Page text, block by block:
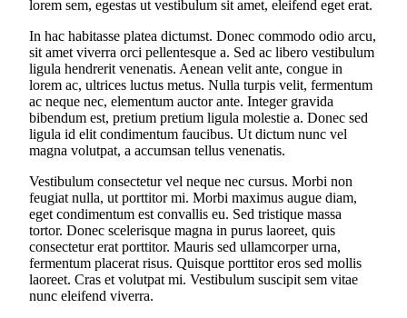
lorem sem, egestas ut vestibulum sit amet, eleifend eget erat.
In hac habitasse platea dictumst. Donec commodo odio arcu,
sit amet viverra orci pellentesque a. Sed ac libero vestibulum
ligula hendrerit venenatis. Aenean velit ante, congue in
lorem ac, ultrices luctus metus. Nulla turpis velit, fermentum
ac neque nec, elementum auctor ante. Integer gravida
bibendum est, pretium pretium ligula molestie a. Donec sed
ligula id elit condimentum faucibus. Ut dictum nunc vel
magna volutpat, a accumsan tellus venenatis.
Vestibulum consectetur vel neque nec cursus. Morbi non
feugiat nulla, ut porttitor mi. Morbi maximus augue diam,
eget condimentum est convallis eu. Sed tristique massa
tortor. Donec scelerisque magna in purus laoreet, quis
consectetur erat porttitor. Mauris sed ullamcorper urna,
fermentum placerat risus. Quisque porttitor eros sed mollis
laoreet. Cras et volutpat mi. Vestibulum suscipit sem vitae
nunc eleifend viverra.